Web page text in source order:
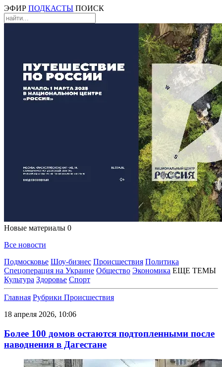
ЭФИР ПОДКАСТЫ ПОИСК
Новые материалы 0
Все новости
Подмосковье Шоу-бизнес Происшествия Политика
Спецоперация на Украине Общество Экономика ЕЩЕ ТЕМЫ
Культура Здоровье Спорт
Главная Рубрики Происшествия
18 апреля 2026, 10:06
Более 100 домов остаются подтопленными после
наводнения в Дагестане